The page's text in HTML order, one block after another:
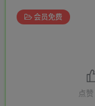
会员免费
点赞